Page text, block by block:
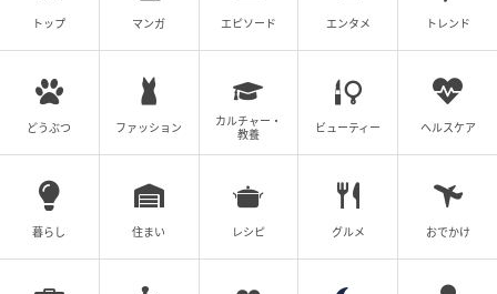
ウーマンエキサイト
トップ マンガ エピソード エンタメ トレンド
どうぶつ ファッション
カルチャー・
教養
ビューティー ヘルスケア
暮らし 住まい レシピ グルメ おでかけ